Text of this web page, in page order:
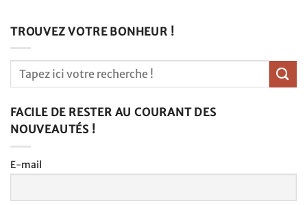
TROUVEZ VOTRE BONHEUR !
FACILE DE RESTER AU COURANT DES
NOUVEAUTÉS !
E-mail